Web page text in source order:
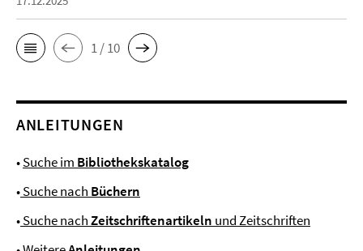
1 / 10
ANLEITUNGEN
•Suche im Bibliothekskatalog
•Suche nach Büchern
•Suche nachZeitschriftenartikeln und Zeitschriften